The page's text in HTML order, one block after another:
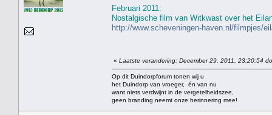
Februari 2011:
Nostalgische film van Witkwast over het
http://www.scheveningen-haven.nl/filmpjes/
« Laatste verandering: December 29, 2011, 23:20:54
Op dit Duindorpforum tonen wij u
het Duindorp van vroeger, én van nu
want niets verdwijnt in de vergetelheidszee,
geen branding neemt onze herinnering mee!